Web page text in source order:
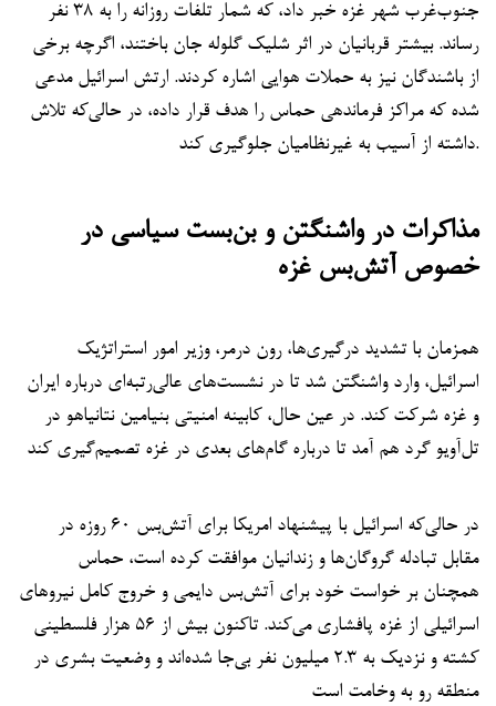
جنوب‌غرب شهر غزه خبر داد، که شمار تلفات روزانه را به ۳۸ نفر
رساند. بیشتر قربانیان در اثر شلیک گلوله جان باختند، اگرچه برخی
از باشندگان نیز به حملات هوایی اشاره کردند. ارتش اسرائیل مدعی
شده که مراکز فرماندهی حماس را هدف قرار داده، در حالی‌که تلاش
داشته از آسیب به غیرنظامیان جلوگیری کند.
مذاکرات در واشنگتن و بن‌بست سیاسی در
خصوص آتش‌بس غزه
همزمان با تشدید درگیری‌ها، رون درمر، وزیر امور استراتژیک
اسرائیل، وارد واشنگتن شد تا در نشست‌های عالی‌رتبه‌ای درباره ایران
و غزه شرکت کند. در عین حال، کابینه امنیتی بنیامین نتانیاهو در
تل‌آویو گرد هم آمد تا درباره گام‌های بعدی در غزه تصمیم‌گیری کند
در حالی‌که اسرائیل با پیشنهاد امریکا برای آتش‌بس ۶۰ روزه در
مقابل تبادله گروگان‌ها و زندانیان موافقت کرده است، حماس
همچنان بر خواست خود برای آتش‌بس دایمی و خروج کامل نیروهای
اسرائیلی از غزه پافشاری می‌کند. تاکنون بیش از ۵۶ هزار فلسطینی
کشته و نزدیک به ۲.۳ میلیون نفر بی‌جا شده‌اند و وضعیت بشری در
منطقه رو به وخامت است